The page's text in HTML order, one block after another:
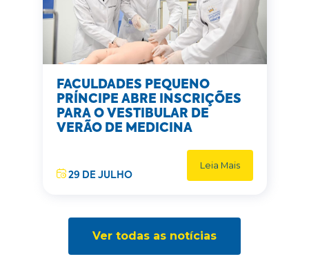
FACULDADES PEQUENO
PRÍNCIPE ABRE INSCRIÇÕES
PARA O VESTIBULAR DE
VERÃO DE MEDICINA
29 DE JULHO
Leia Mais
Ver todas as notícias